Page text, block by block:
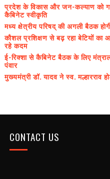
प्रदेश के विकास और जन-कल्याण को
कैबिनेट स्वीकृति
मध्य क्षेत्रीय परिषद् की अगली बैठक
कौशल प्रशिक्षण से बढ़ रहा बेटियों का
रहे कदम
ई-रिक्शा से कैबिनेट बैठक के लिए
पंवार
मुख्यमंत्री डॉ. यादव ने स्व. मल्हारराव
CONTACT US